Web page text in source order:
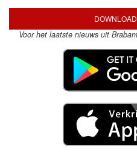
Voor het laatste nieuws uit